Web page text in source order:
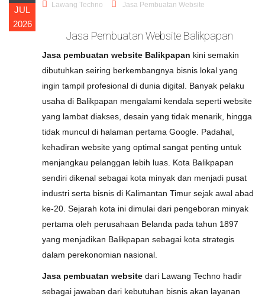
JUL
2026
Lawang Techno Jasa Pembuatan Website
Jasa Pembuatan Website Balikpapan
Jasa pembuatan website Balikpapan kini semakin
dibutuhkan seiring berkembangnya bisnis lokal yang
ingin tampil profesional di dunia digital. Banyak pelaku
usaha di Balikpapan mengalami kendala seperti website
yang lambat diakses, desain yang tidak menarik, hingga
tidak muncul di halaman pertama Google. Padahal,
kehadiran website yang optimal sangat penting untuk
menjangkau pelanggan lebih luas. Kota Balikpapan
sendiri dikenal sebagai kota minyak dan menjadi pusat
industri serta bisnis di Kalimantan Timur sejak awal abad
ke-20. Sejarah kota ini dimulai dari pengeboran minyak
pertama oleh perusahaan Belanda pada tahun 1897
yang menjadikan Balikpapan sebagai kota strategis
dalam perekonomian nasional.
Jasa pembuatan website dari Lawang Techno hadir
sebagai jawaban dari kebutuhan bisnis akan layanan